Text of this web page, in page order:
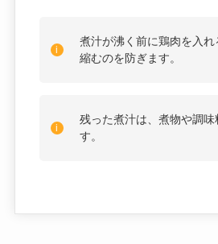
煮汁が沸く前に鶏肉を入
縮むのを防ぎます。
残った煮汁は、煮物や調味
す。